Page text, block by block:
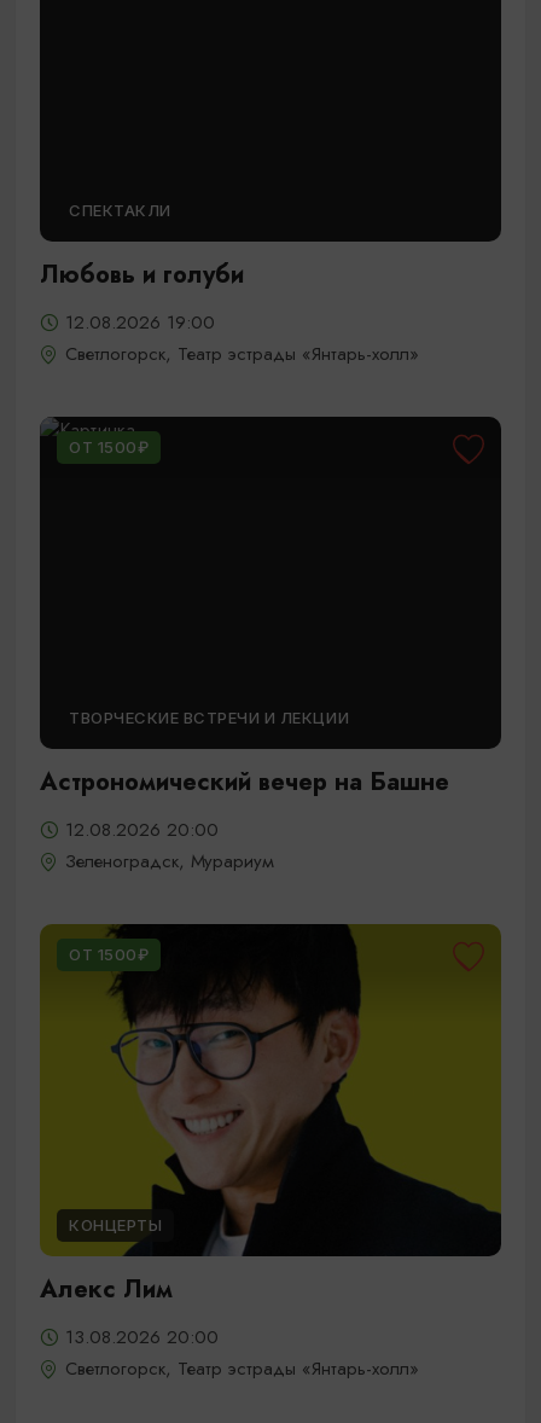
СПЕКТАКЛИ
Любовь и голуби
12.08.2026 19:00
Светлогорск, Театр эстрады «Янтарь-холл»
ОТ 1500₽
ТВОРЧЕСКИЕ ВСТРЕЧИ И ЛЕКЦИИ
Астрономический вечер на Башне
12.08.2026 20:00
Зеленоградск, Мурариум
ОТ 1500₽
КОНЦЕРТЫ
Алекс Лим
13.08.2026 20:00
Светлогорск, Театр эстрады «Янтарь-холл»